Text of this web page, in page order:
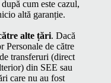
cum este cazul,
altă garanție.
alte țări. Dacă
Per­son­ale de către
trans­fer­uri (direct
din SEE sau
care nu au fost